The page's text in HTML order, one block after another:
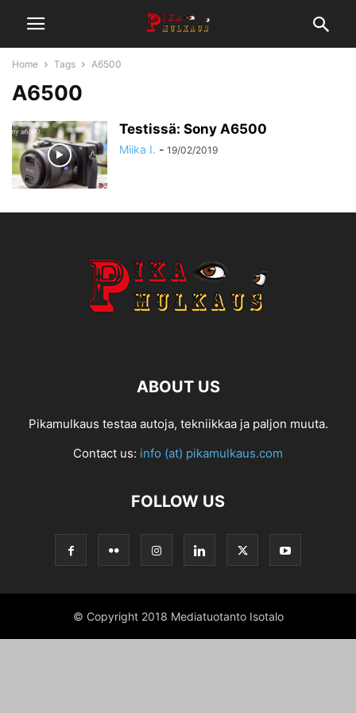
Home Tags A6500
A6500
Testissä: Sony A6500
Miika I. - 19/02/2019
ABOUT US
Pikamulkaus testaa autoja, tekniikkaa ja paljon muuta.
Contact us: info (at) pikamulkaus.com
FOLLOW US
© Copyright 2018 Mediatuotanto Isotalo